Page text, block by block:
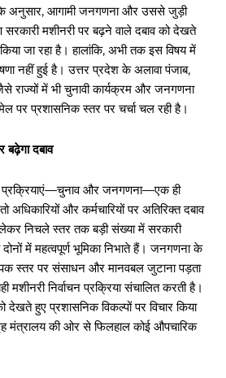
के अनुसार, आगामी जनगणना और उससे जुड़ी
सरकारी मशीनरी पर बढ़ने वाले दबाव को देखते
किया जा रहा है। हालांकि, अभी तक इस विषय में
नहीं हुई है। उत्तर प्रदेश के अलावा पंजाब,
राज्यों में भी चुनावी कार्यक्रम और जनगणना
पर प्रशासनिक स्तर पर चर्चा चल रही है।
बढ़ेगा दबाव
प्रक्रियाएं—चुनाव और जनगणना—एक ही
अधिकारियों और कर्मचारियों पर अतिरिक्त दबाव
निचले स्तर तक बड़ी संख्या में सरकारी
में महत्वपूर्ण भूमिका निभाते हैं। जनगणना के
स्तर पर संसाधन और मानवबल जुटाना पड़ता
निर्वाचन प्रक्रिया संचालित करती है।
देखते हुए प्रशासनिक विकल्पों पर विचार किया
मंत्रालय की ओर से फिलहाल कोई औपचारिक